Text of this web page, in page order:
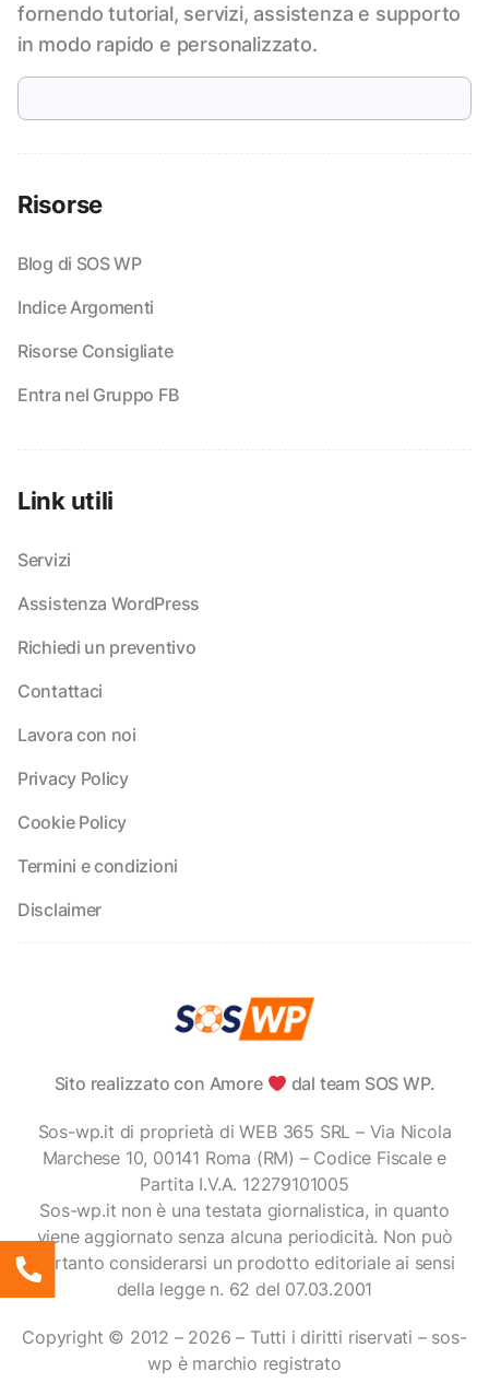
fornendo tutorial, servizi, assistenza e supporto
in modo rapido e personalizzato.
Risorse
Blog di SOS WP
Indice Argomenti
Risorse Consigliate
Entra nel Gruppo FB
Link utili
Servizi
Assistenza WordPress
Richiedi un preventivo
Contattaci
Lavora con noi
Privacy Policy
Cookie Policy
Termini e condizioni
Disclaimer
Sito realizzato con Amore dal team SOS WP.
Sos-wp.it di proprietà di WEB 365 SRL – Via Nicola
Marchese 10, 00141 Roma (RM) – Codice Fiscale e
Partita I.V.A. 12279101005
Sos-wp.it non è una testata giornalistica, in quanto
viene aggiornato senza alcuna periodicità. Non può
pertanto considerarsi un prodotto editoriale ai sensi
della legge n. 62 del 07.03.2001
Copyright © 2012 – 2026 – Tutti i diritti riservati – sos-
wp è marchio registrato